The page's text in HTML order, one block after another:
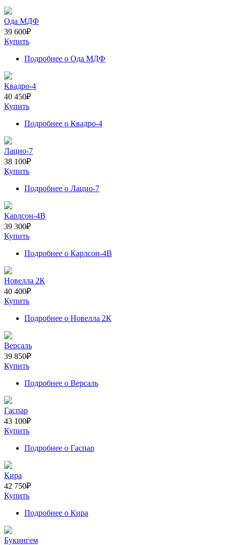
Ода МДФ
39 600₽
Купить
Подробнее о Ода МДФ
Квадро-4
40 450₽
Купить
Подробнее о Квадро-4
Лацио-7
38 100₽
Купить
Подробнее о Лацио-7
Карлсон-4В
39 300₽
Купить
Подробнее о Карлсон-4В
Новелла 2К
40 400₽
Купить
Подробнее о Новелла 2К
Версаль
39 850₽
Купить
Подробнее о Версаль
Гаспар
43 100₽
Купить
Подробнее о Гаспар
Кира
42 750₽
Купить
Подробнее о Кира
Букингем